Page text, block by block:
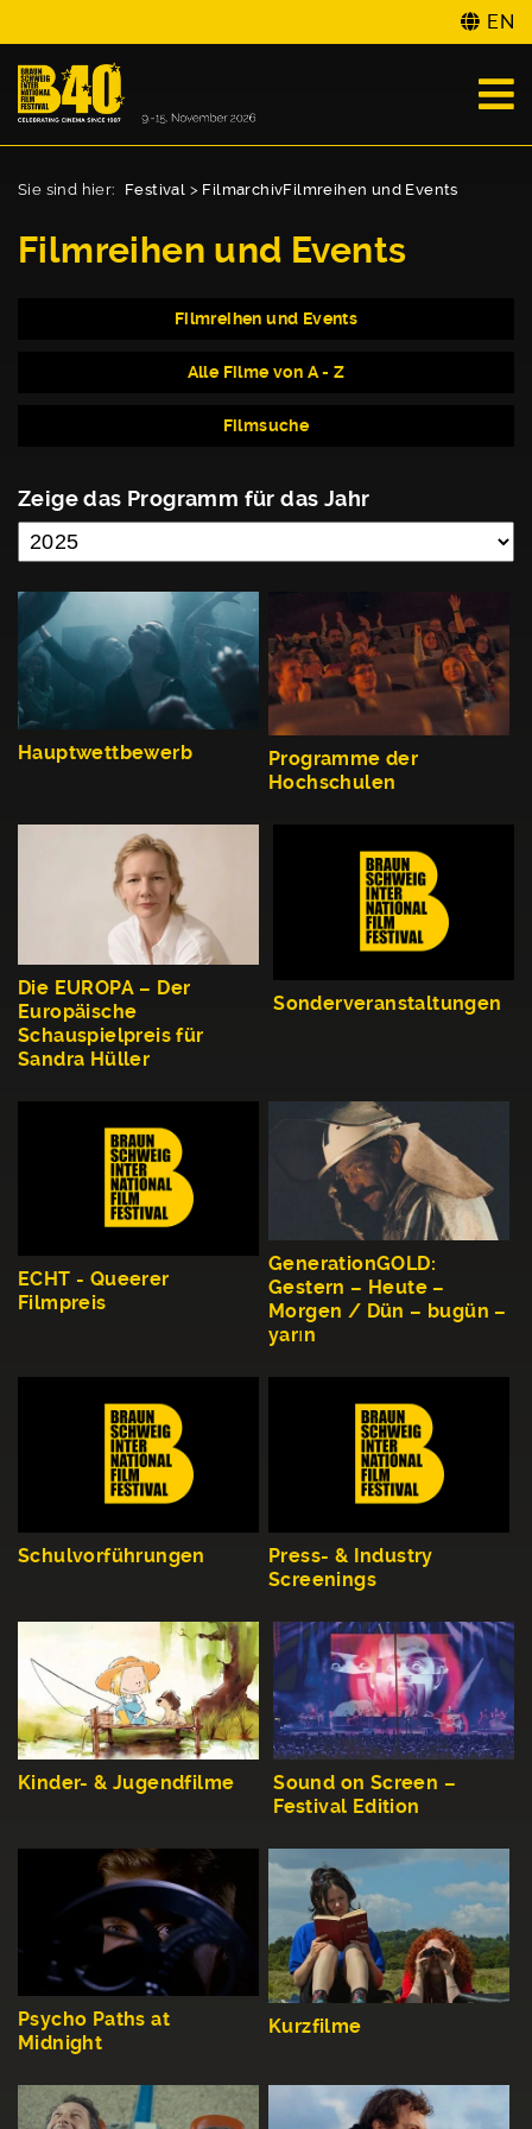
EN
Sie sind hier: Festival > FilmarchivFilmreihen und Events
Filmreihen und Events
Filmreihen und Events
Alle Filme von A - Z
Filmsuche
Zeige das Programm für das Jahr
Hauptwettbewerb
Programme der
Hochschulen
Die EUROPA – Der
Europäische
Schauspielpreis für
Sandra Hüller
Sonderveranstaltungen
ECHT - Queerer
Filmpreis
GenerationGOLD:
Gestern – Heute –
Morgen / Dün – bugün –
yarın
Schulvorführungen
Press- & Industry
Screenings
Kinder- & Jugendfilme
Sound on Screen –
Festival Edition
Psycho Paths at
Midnight
Kurzfilme